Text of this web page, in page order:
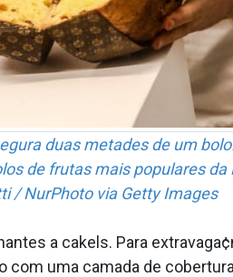
duas metades de um
de frutas mais populares da
/ NurPhoto via Getty Images
a cakels. Para
uma camada de